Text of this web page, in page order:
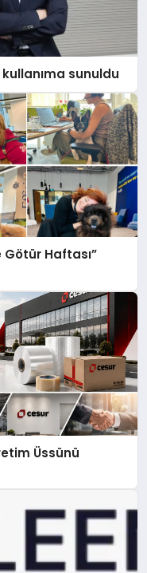
sunuldu
Götür Haftası”
Üssünü